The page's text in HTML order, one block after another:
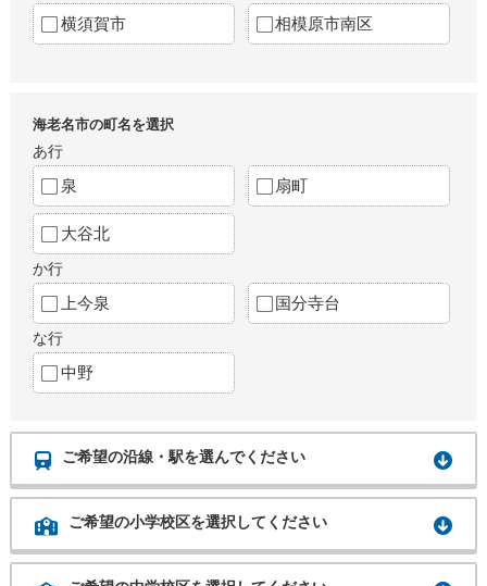
横須賀市 相模原市南区
海老名市の町名を選択
あ行
泉 扇町
大谷北
か行
上今泉 国分寺台
な行
中野
ご希望の沿線・駅を選んでください
ご希望の小学校区を選択してください